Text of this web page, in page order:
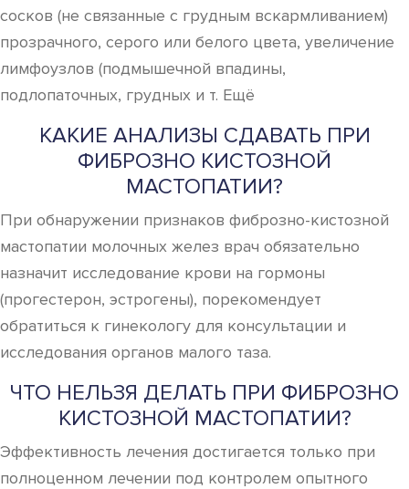
сосков (не связанные с грудным вскармливанием)
прозрачного, серого или белого цвета, увеличение
лимфоузлов (подмышечной впадины,
подлопаточных, грудных и т. Ещё
КАКИЕ АНАЛИЗЫ СДАВАТЬ ПРИ
ФИБРОЗНО КИСТОЗНОЙ
МАСТОПАТИИ?
При обнаружении признаков фиброзно-кистозной
мастопатии молочных желез врач обязательно
назначит исследование крови на гормоны
(прогестерон, эстрогены), порекомендует
обратиться к гинекологу для консультации и
исследования органов малого таза.
ЧТО НЕЛЬЗЯ ДЕЛАТЬ ПРИ ФИБРОЗНО
КИСТОЗНОЙ МАСТОПАТИИ?
Эффективность лечения достигается только при
полноценном лечении под контролем опытного